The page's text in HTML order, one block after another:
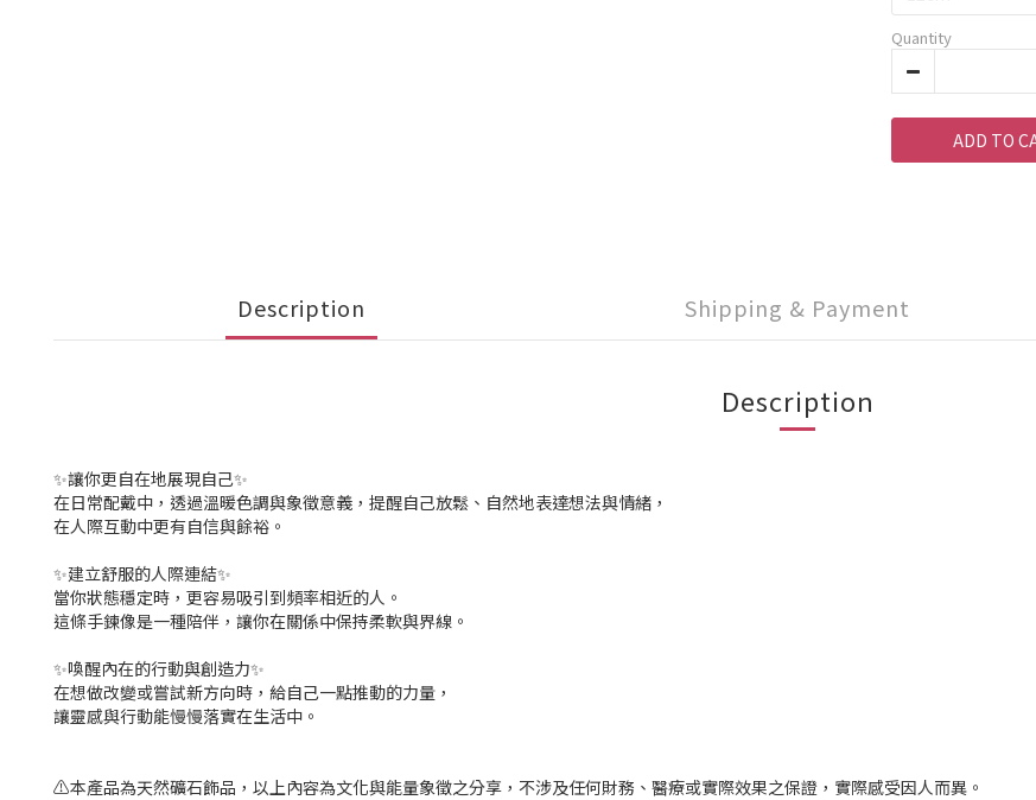
Quantity
ADD TO
Description Shipping & Payment
Description
✨讓你更自在地展現自己✨
在日常配戴中，透過溫暖色調與象徵意義，提醒自己放鬆、自然地表達想法與情緒，
在人際互動中更有自信與餘裕。
✨建立舒服的人際連結✨
當你狀態穩定時，更容易吸引到頻率相近的人。
這條手鍊像是一種陪伴，讓你在關係中保持柔軟與界線。
✨喚醒內在的行動與創造力✨
在想做改變或嘗試新方向時，給自己一點推動的力量，
讓靈感與行動能慢慢落實在生活中。
⚠️本產品為天然礦石飾品，以上內容為文化與能量象徵之分享，不涉及任何財務、醫療或實際效果之保證，實際感受因人而異。